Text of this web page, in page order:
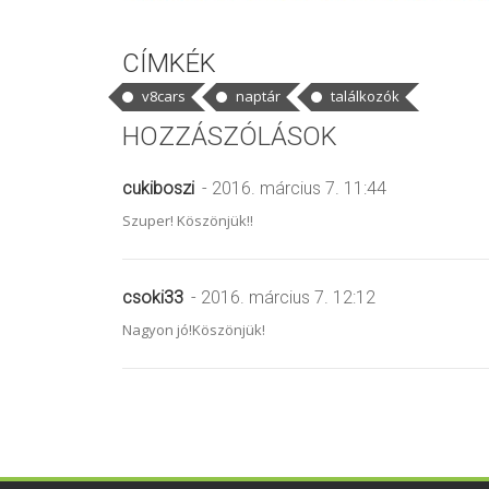
CÍMKÉK
v8cars naptár találkozók
HOZZÁSZÓLÁSOK
cukiboszi - 2016. március 7. 11:44
Szuper! Köszönjük!!
csoki33 - 2016. március 7. 12:12
Nagyon jó!Köszönjük!